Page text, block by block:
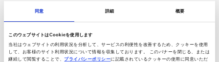
同意 詳細 概要
このウェブサイトはCookieを使用します
当社はウェブサイトの利用状況を分析して、サービスの利便性を改善するため、クッキーを使用
して、お客様のサイト利用状況について情報を収集しております。 このバナーを閉じる、または
継続して閲覧することで、プライバシーポリシーに記載されているクッキーの使用に同意いただ
鉄骨上棟時1911（明治44）年/出典：「紀念寫真帖」